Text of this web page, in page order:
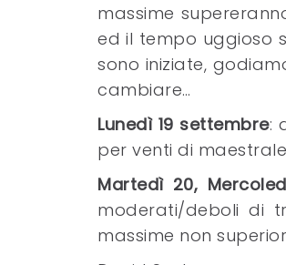
massime
ed il tempo uggioso
sono iniziate,
cambiare…
Lunedì 19 settembre:
per venti di
Martedì 20,
moderati/deboli di
massime non